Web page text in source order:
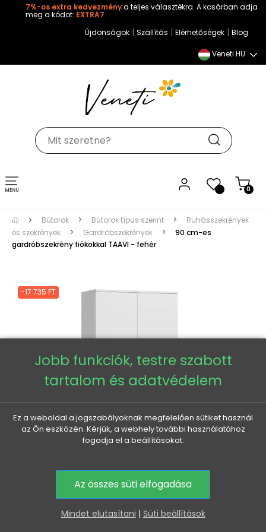
7%-os extra kedvezménya teljes választékra. A kosárban adja
meg a kódot: EXTRA7
Újdonságok | Szállítás | Elérhetőségek | Blog
Veneti HU
0
Toggle
navigation
Bútorok Bútorok típus szerint
Ruhásszekrények
és szekrények
Gardróbszekrények
90 cm-es
gardróbszekrény fiókokkal TAAVI - fehér
-17 735 FT
Jobb funkciók, testre szabott
tartalom és adatvédelem
Ez a weboldal a jogszabályoknak megfelelően sütiket használ
az Ön eszközén. Kérjük, a webhely további használatához
fogadja el a beállításokat.
Az összes süti elfogadása
Mindet elutasítani | Süti beállítások